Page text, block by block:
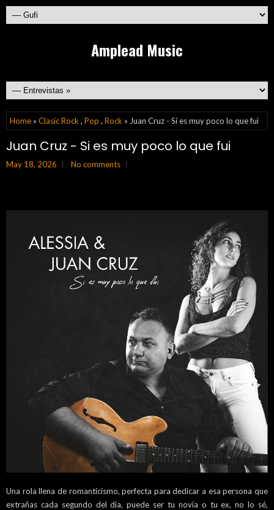
Amplead Music
Home » Clasic Rock , Pop , Rock » Juan Cruz - Si es muy poco lo que fui
Juan Cruz - Si es muy poco lo que fui
May 18, 2026 No comments
Una rola llena de romanticismo, perfecta para dedicar a esa persona que
extrañas cada segundo del día, puede ser tu novia o tu ex, no lo sé,